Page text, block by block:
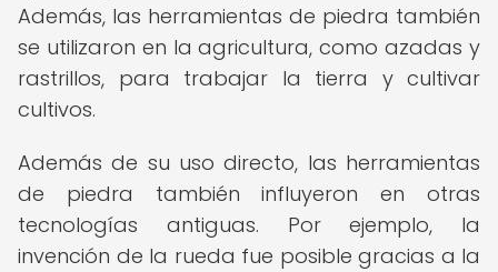
Además, las herramientas de piedra también
se utilizaron en la agricultura, como azadas y
rastrillos, para trabajar la tierra y cultivar
cultivos.
Además de su uso directo, las herramientas
de piedra también influyeron en otras
tecnologías antiguas. Por ejemplo, la
invención de la rueda fue posible gracias a la